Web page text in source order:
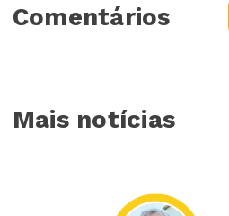
Comentários
Mais notícias